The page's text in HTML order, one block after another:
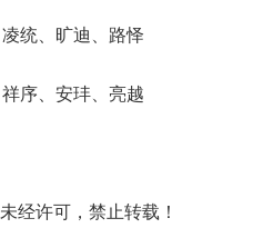
统、旷迪、路怿
序、安玤、亮越
经许可，禁止转载！